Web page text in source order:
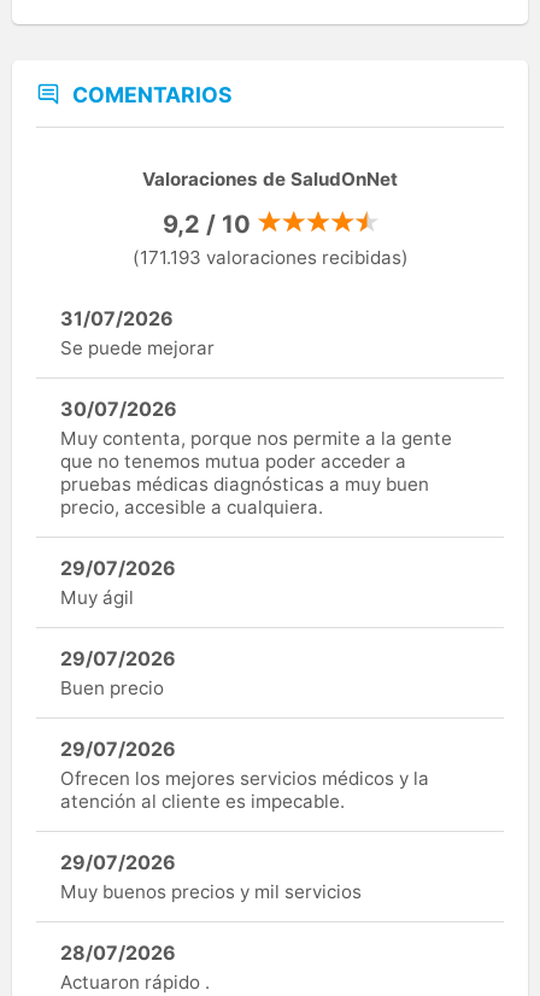
COMENTARIOS
Valoraciones de SaludOnNet
9,2 / 10
(171.193 valoraciones recibidas)
31/07/2026
Se puede mejorar
30/07/2026
Muy contenta, porque nos permite a la gente
que no tenemos mutua poder acceder a
pruebas médicas diagnósticas a muy buen
precio, accesible a cualquiera.
29/07/2026
Muy ágil
29/07/2026
Buen precio
29/07/2026
Ofrecen los mejores servicios médicos y la
atención al cliente es impecable.
29/07/2026
Muy buenos precios y mil servicios
28/07/2026
Actuaron rápido .